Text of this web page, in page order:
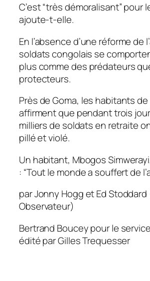
C’est “très démoralisant” pour
ajoute-t-elle.
En l’absence d’une réforme de
soldats congolais se
plus comme des prédateurs
protecteurs.
Près de Goma, les habitants de
affirment que pendant trois
milliers de soldats en retraite
pillé et violé.
Un habitant, Mbogos
: “Tout le monde a souffert de
par Jonny Hogg et Ed Stoddard
Observateur)
Bertrand Boucey pour le
édité par Gilles Trequesser